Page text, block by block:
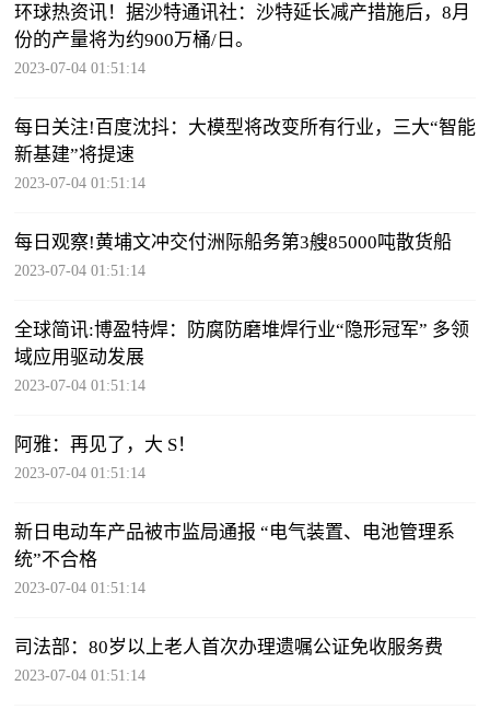
环球热资讯！据沙特通讯社：沙特延长减产措施后，8月
份的产量将为约900万桶/日。
2023-07-04 01:51:14
每日关注!百度沈抖：大模型将改变所有行业，三大“智能
新基建”将提速
2023-07-04 01:51:14
每日观察!黄埔文冲交付洲际船务第3艘85000吨散货船
2023-07-04 01:51:14
全球简讯:博盈特焊：防腐防磨堆焊行业“隐形冠军” 多领
域应用驱动发展
2023-07-04 01:51:14
阿雅：再见了，大 S！
2023-07-04 01:51:14
新日电动车产品被市监局通报 “电气装置、电池管理系
统”不合格
2023-07-04 01:51:14
司法部：80岁以上老人首次办理遗嘱公证免收服务费
2023-07-04 01:51:14